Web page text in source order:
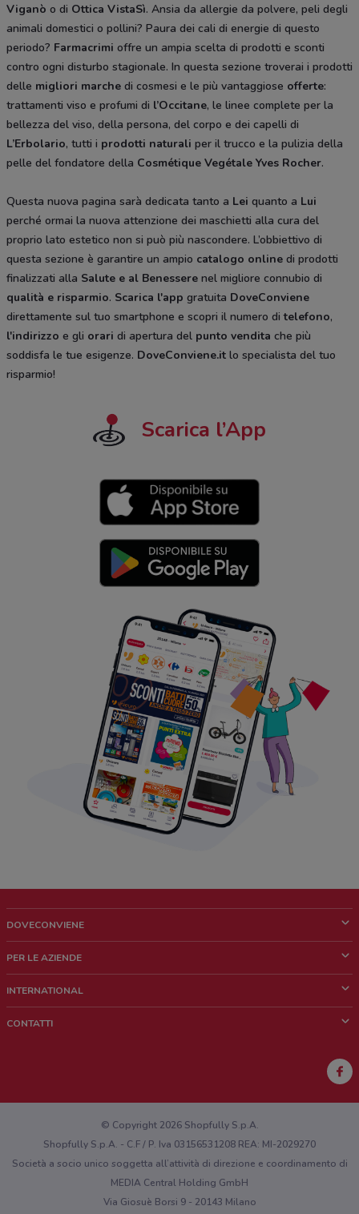
Viganò o di Ottica VistaSì. Ansia da allergie da polvere, peli degli
animali domestici o pollini? Paura dei cali di energie di questo
periodo? Farmacrimi offre un ampia scelta di prodotti e sconti
contro ogni disturbo stagionale. In questa sezione troverai i prodotti
delle migliori marche di cosmesi e le più vantaggiose offerte:
trattamenti viso e profumi di l’Occitane, le linee complete per la
bellezza del viso, della persona, del corpo e dei capelli di
L’Erbolario, tutti i prodotti naturali per il trucco e la pulizia della
pelle del fondatore della Cosmétique Vegétale Yves Rocher.
Questa nuova pagina sarà dedicata tanto a Lei quanto a Lui
perché ormai la nuova attenzione dei maschietti alla cura del
proprio lato estetico non si può più nascondere. L’obbiettivo di
questa sezione è garantire un ampio catalogo online di prodotti
finalizzati alla Salute e al Benessere nel migliore connubio di
qualità e risparmio. Scarica l'app gratuita DoveConviene
direttamente sul tuo smartphone e scopri il numero ditelefono,
l'indirizzo e gli orari di apertura del punto vendita che più
soddisfa le tue esigenze. DoveConviene.it lo specialista del tuo
risparmio!
Scarica l’App
DOVECONVIENE
Chi siamo
Lavora con noi
PER LE AZIENDE
Richieste commerciali e marketing
INTERNATIONAL
CONTATTI
Hai un malfunzionamento sul web o sull'app?
© Copyright 2026 Shopfully S.p.A.
Shopfully S.p.A. - C.F / P. Iva 03156531208 REA: MI-2029270
Società a socio unico soggetta all’attività di direzione e coordinamento di
MEDIA Central Holding GmbH
Via Giosuè Borsi 9 - 20143 Milano